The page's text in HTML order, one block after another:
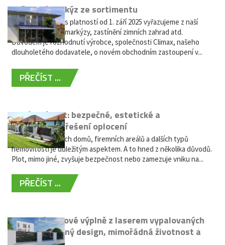
Vyřazení markýz ze sortimentu
Vážení zákazníci, s platností od 1. září 2025 vyřazujeme z naší
nabídky výsuvné markýzy, zastínění zimních zahrad atd.
Důvodem je rozhodnutí výrobce, společnosti Climax, našeho
dlouholetého dodavatele, o novém obchodním zastoupení v...
PŘEČÍST ...
Hliníkový plot: bezpečné, estetické a
bezúdržbové řešení oplocení
Oplocení rodinných domů, firemních areálů a dalších typů
nemovitostí je důležitým aspektem. A to hned z několika důvodů.
Plot, mimo jiné, zvyšuje bezpečnost nebo zamezuje vniku na...
PŘEČÍST ...
Moderní plotové výplně z laserem vypalovaných
kovů: výjimečný design, mimořádná životnost a